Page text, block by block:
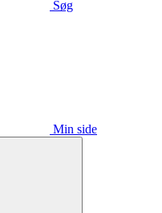
Søg
Min side